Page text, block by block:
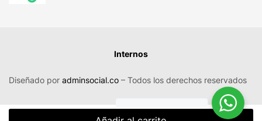
Diseñado por adminsocial.co – Todos los derechos reservados
Internos